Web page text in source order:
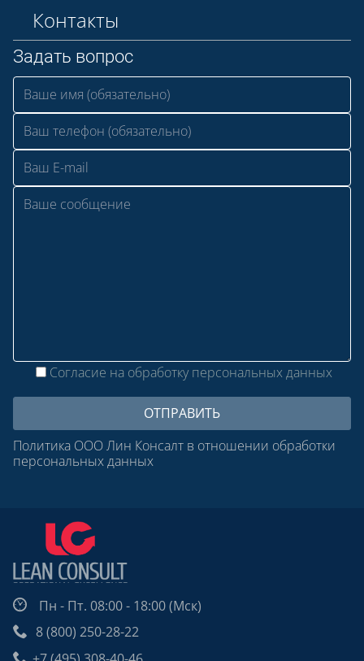
Контакты
Задать вопрос
Согласие на обработку персональных данных
Политика ООО Лин Консалт в отношении обработки
персональных данных
Пн - Пт. 08:00 - 18:00 (Мск)
8 (800) 250-28-22